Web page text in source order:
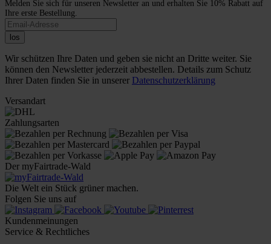
Melden Sie sich für unseren Newsletter an und erhalten Sie 10% Rabatt auf
Ihre erste Bestellung.
los
Wir schützen Ihre Daten und geben sie nicht an Dritte weiter. Sie
können den Newsletter jederzeit abbestellen. Details zum Schutz
Ihrer Daten finden Sie in unserer Datenschutzerklärung
Versandart
Zahlungsarten
Der myFairtrade-Wald
Die Welt ein Stück grüner machen.
Folgen Sie uns auf
Kundenmeinungen
Service & Rechtliches